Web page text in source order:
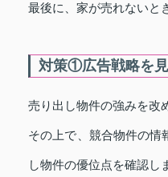
最後に、家が売れないと
対策①広告戦略を
売り出し物件の強みを改
その上で、競合物件の情
し物件の優位点を確認し